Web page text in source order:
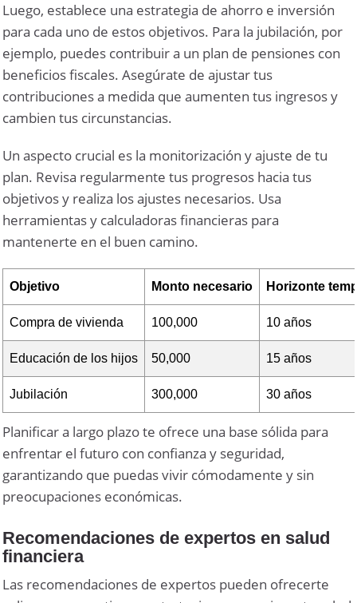
Luego, establece una estrategia de ahorro e inversión
para cada uno de estos objetivos. Para la jubilación, por
ejemplo, puedes contribuir a un plan de pensiones con
beneficios fiscales. Asegúrate de ajustar tus
contribuciones a medida que aumenten tus ingresos y
cambien tus circunstancias.
Un aspecto crucial es la monitorización y ajuste de tu
plan. Revisa regularmente tus progresos hacia tus
objetivos y realiza los ajustes necesarios. Usa
herramientas y calculadoras financieras para
mantenerte en el buen camino.
Objetivo Monto necesario Horizonte
Compra de vivienda 100,000 10 años
Educación de los hijos 50,000 15 años
Jubilación 300,000 30 años
Planificar a largo plazo te ofrece una base sólida para
enfrentar el futuro con confianza y seguridad,
garantizando que puedas vivir cómodamente y sin
preocupaciones económicas.
Recomendaciones de expertos en salud
financiera
Las recomendaciones de expertos pueden ofrecerte